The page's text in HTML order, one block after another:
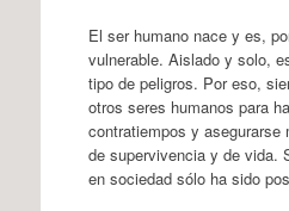
El ser humano nace y es,
vulnerable. Aislado y solo,
tipo de peligros. Por eso,
otros seres humanos para
contratiempos y asegurarse
de supervivencia y de vida.
en sociedad sólo ha sido